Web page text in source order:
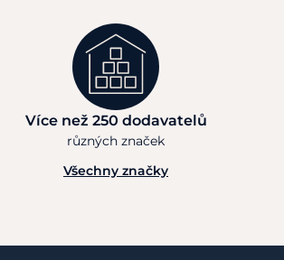
Více než 250 dodavatelů
různých značek
Všechny značky